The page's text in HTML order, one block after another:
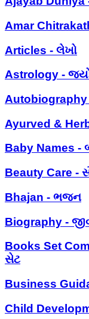
Amar
Articles - લેખો
Astrology -
Ayurved &
Baby Names -
Beauty Care -
Bhajan - ભજન
Biography -
Books Set
સેટ
Business
Child